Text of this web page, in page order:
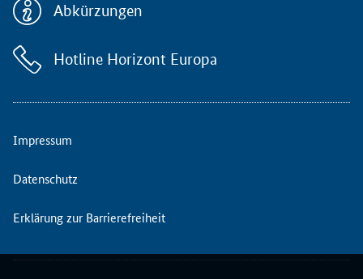
Abkürzungen
Hotline Horizont Europa
Impressum
Datenschutz
Erklärung zur Barrierefreiheit